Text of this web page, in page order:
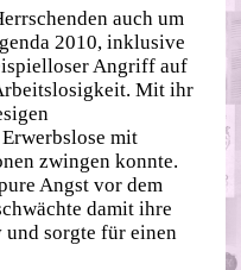
auch um
2010, inklusive
Angriff auf
Mit ihr
mit
zwingen konnte.
Angst vor dem
damit ihre
und sorgte für einen